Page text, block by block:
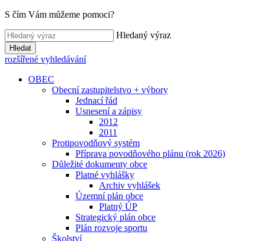
S čím Vám můžeme pomoci?
Hledaný výraz
Hledat
rozšířené vyhledávání
OBEC
Obecní zastupitelstvo + výbory
Jednací řád
Usnesení a zápisy
2012
2011
Protipovodňový systém
Příprava povodňového plánu (rok 2026)
Důležité dokumenty obce
Platné vyhlášky
Archiv vyhlášek
Územní plán obce
Platný ÚP
Strategický plán obce
Plán rozvoje sportu
Školství